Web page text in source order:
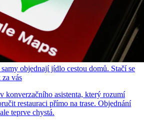
objednají jídlo cestou domů. Stačí se
vás
konverzačního asistenta, který rozumí
restauraci přímo na trase. Objednání
teprve chystá.